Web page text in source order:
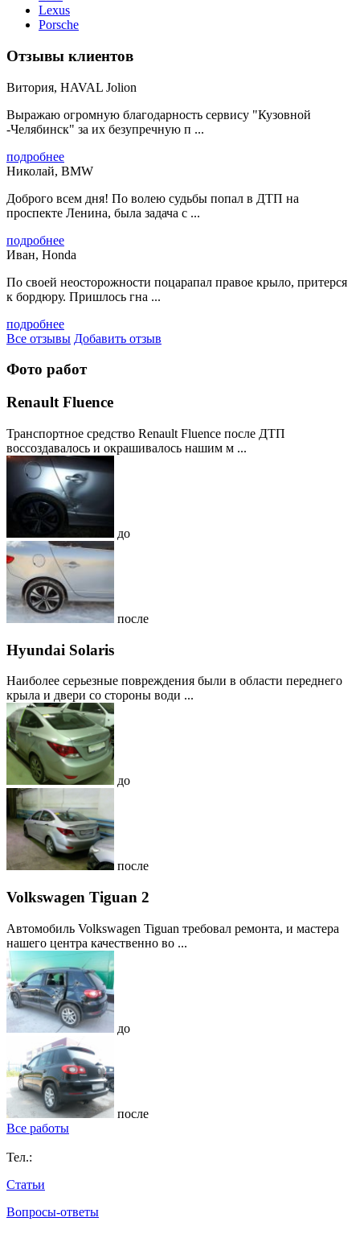
Lexus
Porsche
Отзывы клиентов
Витория, HAVAL Jolion
Выражаю огромную благодарность сервису "Кузовной
-Челябинск" за их безупречную п ...
подробнее
Николай, BMW
Доброго всем дня! По волею судьбы попал в ДТП на
проспекте Ленина, была задача с ...
подробнее
Иван, Honda
По своей неосторожности поцарапал правое крыло, притерся
к бордюру. Пришлось гна ...
подробнее
Все отзывы Добавить отзыв
Фото работ
Renault Fluence
Транспортное средство Renault Fluence после ДТП
воссоздавалось и окрашивалось нашим м ...
до
после
Hyundai Solaris
Наиболее серьезные повреждения были в области переднего
крыла и двери со стороны води ...
до
после
Volkswagen Tiguan 2
Автомобиль Volkswagen Tiguan требовал ремонта, и мастера
нашего центра качественно во ...
до
после
Все работы
Тел.:
Статьи
Вопросы-ответы